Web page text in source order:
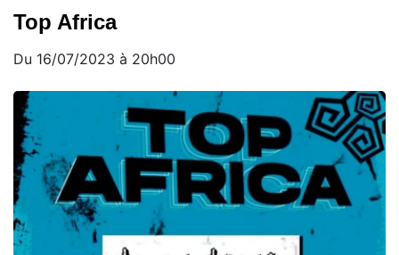
Top Africa
Du 16/07/2023 à 20h00